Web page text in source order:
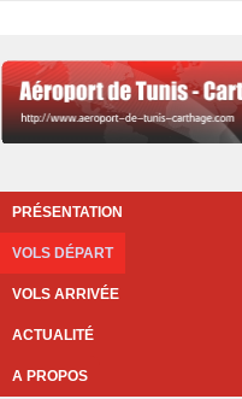
PRÉSENTATION
VOLS DÉPART
VOLS ARRIVÉE
ACTUALITÉ
A PROPOS